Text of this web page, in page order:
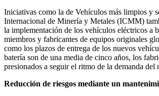
Iniciativas como la de Vehículos más limpios y
Internacional de Minería y Metales (ICMM)
la implementación de los vehículos eléctricos a
miembros y fabricantes de equipos originales
como los plazos de entrega de los nuevos
batería son de una media de cinco años, los
presionados a seguir el ritmo de la demanda del
Reducción de riesgos mediante un